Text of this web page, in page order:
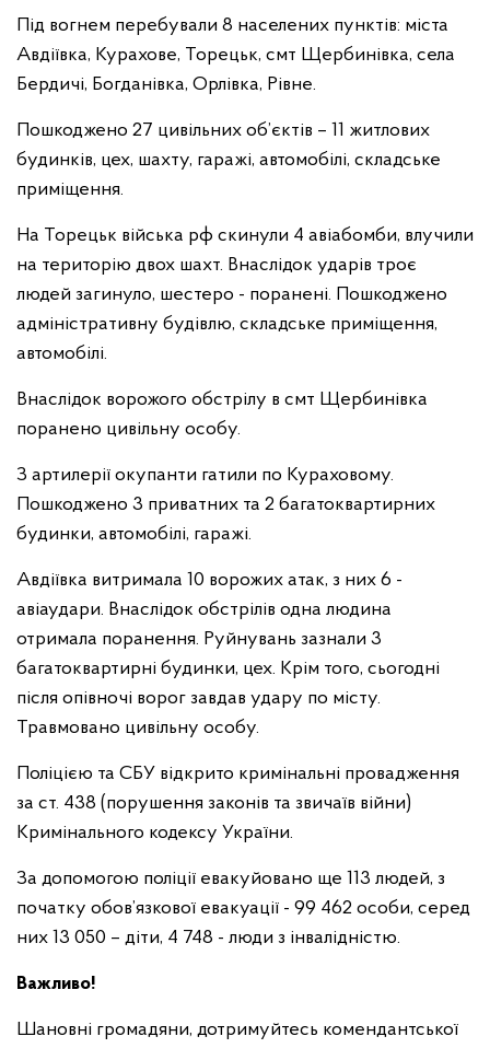
Під вогнем перебували 8 населених пунктів: міста
Авдіївка, Курахове, Торецьк, смт Щербинівка, села
Бердичі, Богданівка, Орлівка, Рівне.
Пошкоджено 27 цивільних об’єктів – 11 житлових
будинків, цех, шахту, гаражі, автомобілі, складське
приміщення.
На Торецьк війська рф скинули 4 авіабомби, влучили
на територію двох шахт. Внаслідок ударів троє
людей загинуло, шестеро - поранені. Пошкоджено
адміністративну будівлю, складське приміщення,
автомобілі.
Внаслідок ворожого обстрілу в смт Щербинівка
поранено цивільну особу.
З артилерії окупанти гатили по Кураховому.
Пошкоджено 3 приватних та 2 багатоквартирних
будинки, автомобілі, гаражі.
Авдіївка витримала 10 ворожих атак, з них 6 -
авіаудари. Внаслідок обстрілів одна людина
отримала поранення. Руйнувань зазнали 3
багатоквартирні будинки, цех. Крім того, сьогодні
після опівночі ворог завдав удару по місту.
Травмовано цивільну особу.
Поліцією та СБУ відкрито кримінальні провадження
за ст. 438 (порушення законів та звичаїв війни)
Кримінального кодексу України.
За допомогою поліції евакуйовано ще 113 людей, з
початку обов’язкової евакуації - 99 462 особи, серед
них 13 050 – діти, 4 748 - люди з інвалідністю.
Важливо!
Шановні громадяни, дотримуйтесь комендантської